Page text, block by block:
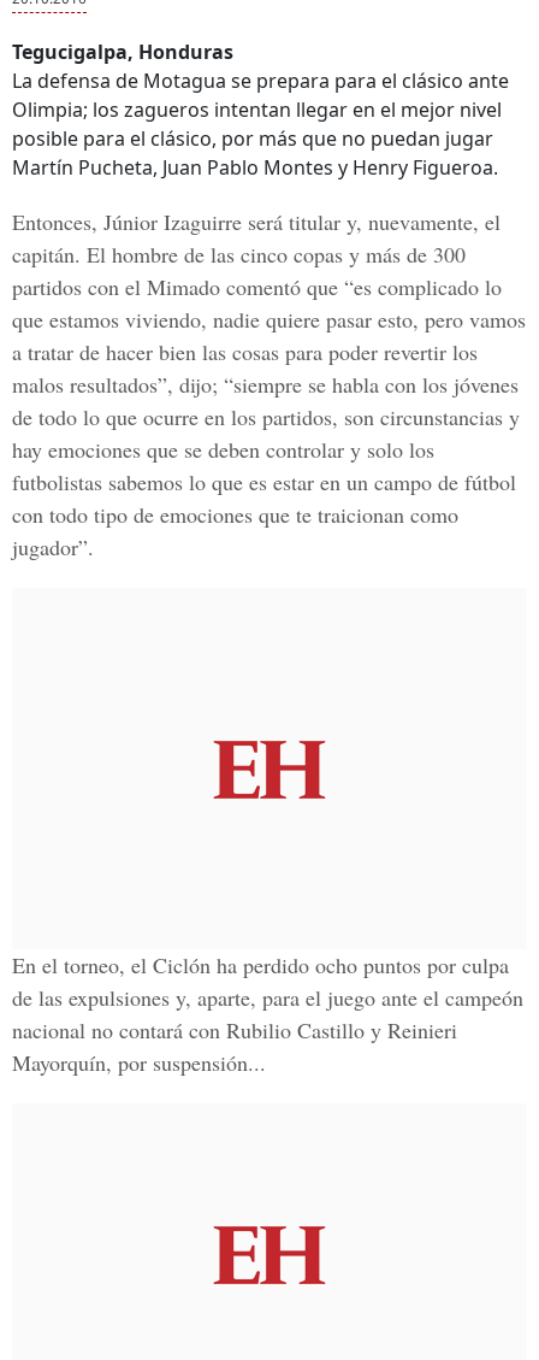
Tegucigalpa, Honduras
La defensa de Motagua se prepara para el clásico ante
Olimpia; los zagueros intentan llegar en el mejor nivel
posible para el clásico, por más que no puedan jugar
Martín Pucheta, Juan Pablo Montes y Henry Figueroa.
Entonces, Júnior Izaguirre será titular y, nuevamente, el
capitán. El hombre de las cinco copas y más de 300
partidos con el Mimado comentó que “es complicado lo
que estamos viviendo, nadie quiere pasar esto, pero vamos
a tratar de hacer bien las cosas para poder revertir los
malos resultados”, dijo; “siempre se habla con los jóvenes
de todo lo que ocurre en los partidos, son circunstancias y
hay emociones que se deben controlar y solo los
futbolistas sabemos lo que es estar en un campo de fútbol
con todo tipo de emociones que te traicionan como
jugador”.
En el torneo, el Ciclón ha perdido ocho puntos por culpa
de las expulsiones y, aparte, para el juego ante el campeón
nacional no contará con Rubilio Castillo y Reinieri
Mayorquín, por suspensión...